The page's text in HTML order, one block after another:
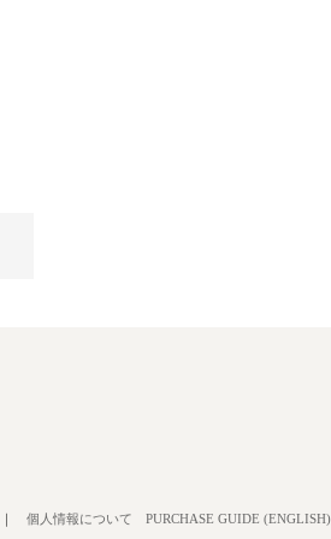
個人情報について PURCHASE GUIDE (ENGLISH)